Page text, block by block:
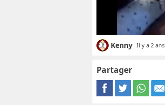
Kenny Il y a 2 ans
Partager